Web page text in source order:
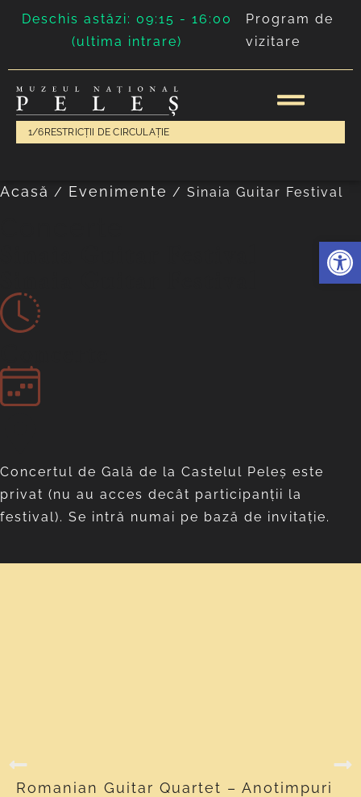
Deschis astăzi: 09:15 - 16:00
(ultima intrare)
Program de
vizitare
1/6 RESTRICȚII DE CIRCULAȚIE
Acasă / Evenimente / Sinaia Guitar Festival
Concertul de Gală de la Castelul Peleş este
privat (nu au acces decât participanţii la
festival). Se intră numai pe bază de invitaţie.
Romanian Guitar Quartet – Anotimpuri